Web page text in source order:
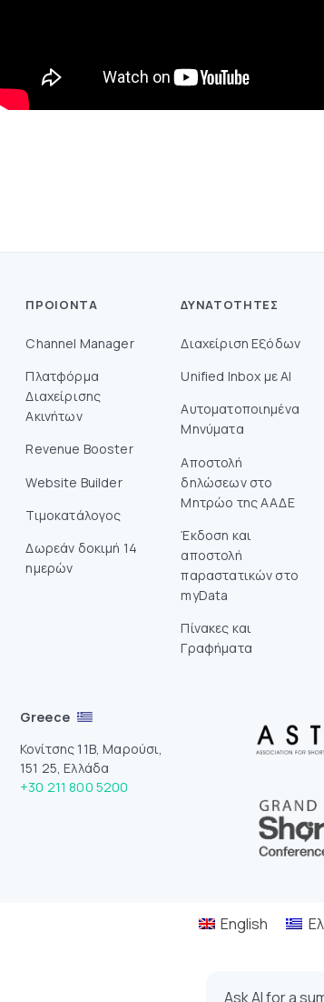
ΠΡΟΙΌΝΤΑ
Channel Manager
Πλατφόρμα
Διαχείρισης
Ακινήτων
Revenue Booster
Website Builder
Τιμοκατάλογος
Δωρεάν δοκιμή 14
ημερών
ΔΥΝΑΤΌΤΗΤΕΣ
Διαχείριση Εξόδων
Unified Inbox με AI
Αυτοματοποιημένα
Μηνύματα
Aποστολή
δηλώσεων στο
Mητρώο της ΑΑΔΕ
Έκδοση και
αποστολή
παραστατικών στο
myData
Πίνακες και
Γραφήματα
Greece
Κονίτσης 11Β, Μαρούσι,
151 25, Ελλάδα
+30 211 800 5200
English
Ask AI for a